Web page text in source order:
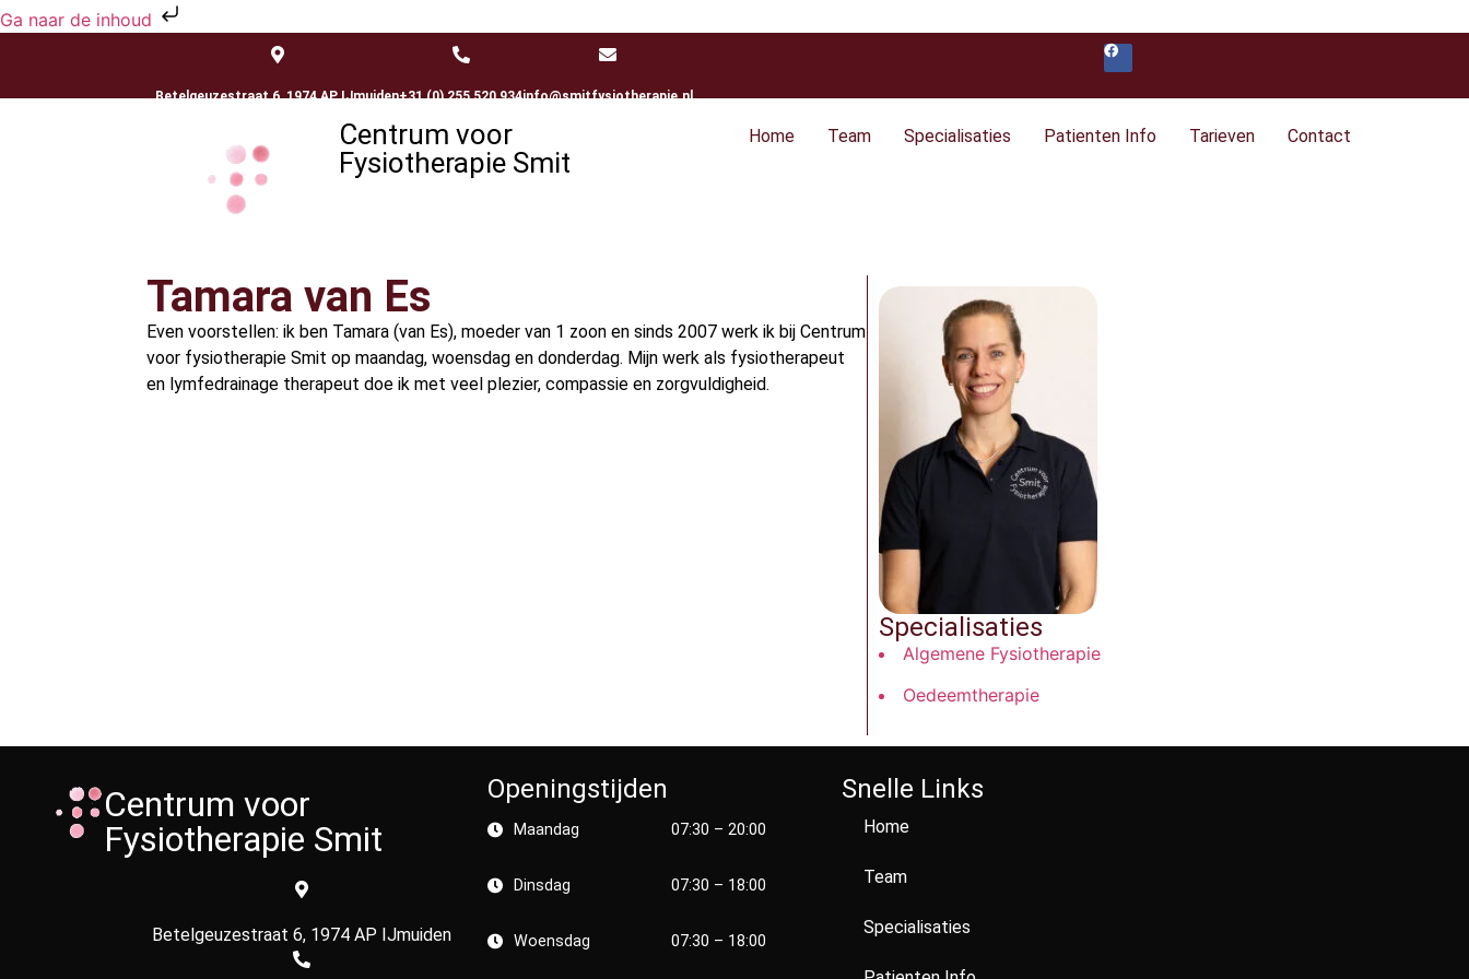
Ga naar de inhoud
Betelgeuzestraat 6, 1974 AP IJmuiden+31 (0) 255 520 934info@smitfysiotherapie.nl
Centrum voor
Fysiotherapie Smit
Home Team Specialisaties Patienten Info Tarieven Contact
Tamara van Es
Even voorstellen: ik ben Tamara (van Es), moeder van 1 zoon en sinds 2007 werk ik bij Centrum
voor fysiotherapie Smit op maandag, woensdag en donderdag. Mijn werk als fysiotherapeut
en lymfedrainage therapeut doe ik met veel plezier, compassie en zorgvuldigheid.
Specialisaties
Algemene Fysiotherapie
Oedeemtherapie
Centrum voor
Fysiotherapie Smit
Betelgeuzestraat 6, 1974 AP IJmuiden
Openingstijden
Maandag 07:30 – 20:00
Dinsdag 07:30 – 18:00
Woensdag 07:30 – 18:00
Snelle Links
Home
Team
Specialisaties